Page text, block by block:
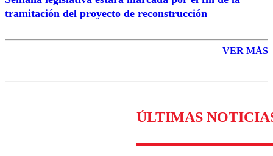
tramitación del proyecto de reconstrucción
VER MÁS
ÚLTIMAS